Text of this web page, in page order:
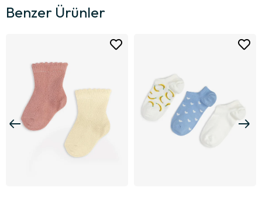
Benzer Ürünler